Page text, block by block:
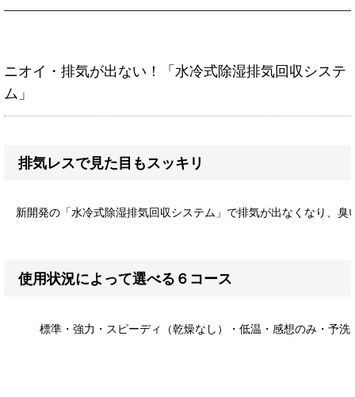
ニオイ・排気が出ない！「水冷式除湿排気回収システ
ム」
排気レスで見た目もスッキリ
新開発の「水冷式除湿排気回収システム」で排気が出なくなり、
使用状況によって選べる６コース
標準・強力・スピーディ（乾燥なし）・低温・感想のみ・予